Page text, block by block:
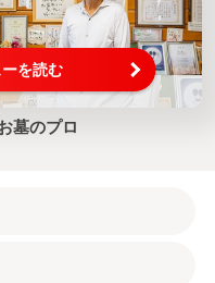
を読む
墓のプロ